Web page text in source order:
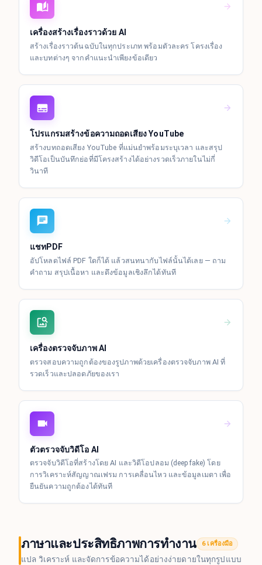
เครื่องสร้างเรื่องราวด้วย AI
สร้างเรื่องราวต้นฉบับในทุกประเภท พร้อมตัวละคร โครงเรื่อง
และบทต่างๆ จากคำแนะนำเพียงข้อเดียว
โปรแกรมสร้างข้อความถอดเสียง YouTube
สร้างบทถอดเสียง YouTube ที่แม่นยำพร้อมระบุเวลา และสรุป
วิดีโอเป็นบันทึกย่อที่มีโครงสร้างได้อย่างรวดเร็วภายในไม่กี่
วินาที
แชทPDF
อัปโหลดไฟล์ PDF ใดก็ได้ แล้วสนทนากับไฟล์นั้นได้เลย — ถาม
คำถาม สรุปเนื้อหา และดึงข้อมูลเชิงลึกได้ทันที
เครื่องตรวจจับภาพ AI
ตรวจสอบความถูกต้องของรูปภาพด้วยเครื่องตรวจจับภาพ AI ที่
รวดเร็วและปลอดภัยของเรา
ตัวตรวจจับวิดีโอ AI
ตรวจจับวิดีโอที่สร้างโดย AI และวิดีโอปลอม (deepfake) โดย
การวิเคราะห์สัญญาณเฟรม การเคลื่อนไหว และข้อมูลเมตา เพื่อ
ยืนยันความถูกต้องได้ทันที
ภาษาและประสิทธิภาพการทำงาน 6 เครื่องมือ
แปล วิเคราะห์ และจัดการข้อความได้อย่างง่ายดายในทุกรูปแบบ